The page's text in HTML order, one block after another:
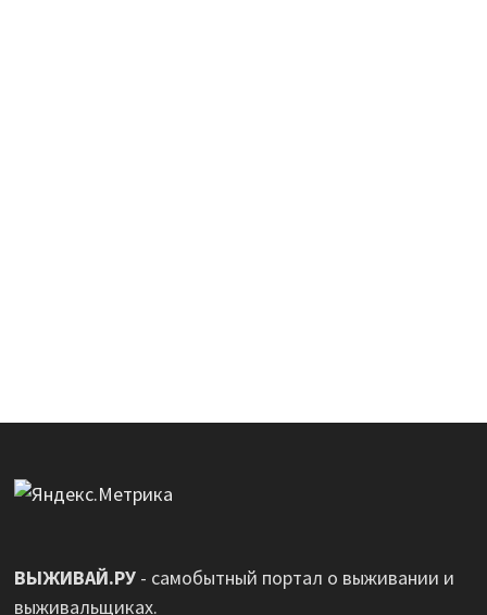
ВЫЖИВАЙ.РУ- самобытный портал о выживании и
выживальщиках.